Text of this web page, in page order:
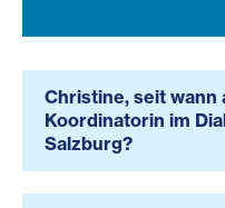
Christine, seit wann
Koordinatorin im
Salzburg?